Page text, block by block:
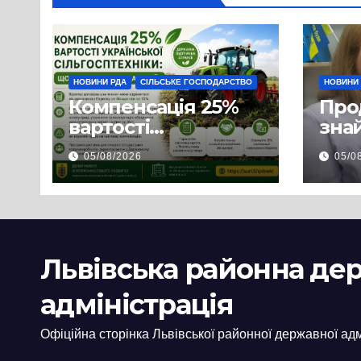
НОВИНИ РДА СІЛЬСЬКЕ ГОСПОДАРСТВО
Компенсація 25%
вартості
української
сільгосптехніки:
що змінилося для
05/08/2026
НОВИНИ
05/
Львівська районна
адміністрація
Офіційна сторінка Львівської районної державної